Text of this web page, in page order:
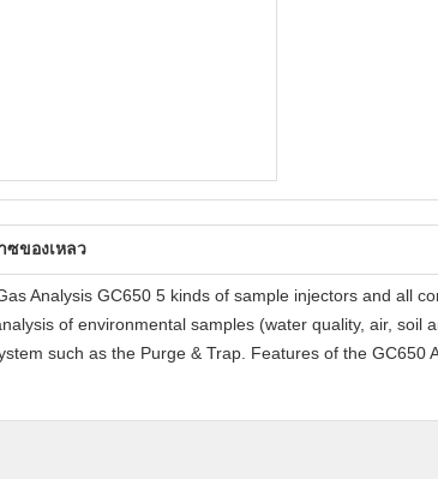
ซของเหลว
Analysis GC650 5 kinds of sample injectors and all
of environmental samples (water quality, air, soil
such as the Purge & Trap. Features of the GC650